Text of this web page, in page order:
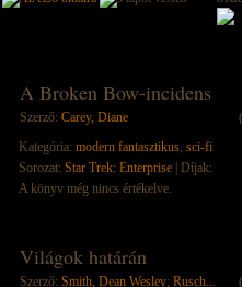
A Broken Bow-incidens
Szerző: Carey, Diane
Kategória: modern fantasztikus, sci-fi
Sorozat: Star Trek: Enterprise | Díjak:
A könyv még nincs értékelve.
Világok határán
Szerző: Smith, Dean Wesley; Rusch...